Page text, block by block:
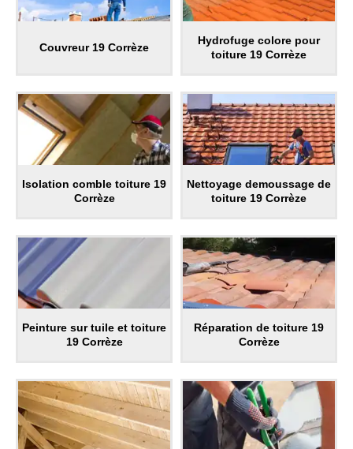
Couvreur 19 Corrèze
Hydrofuge colore pour
toiture 19 Corrèze
Isolation comble toiture 19
Corrèze
Nettoyage demoussage de
toiture 19 Corrèze
Peinture sur tuile et toiture
19 Corrèze
Réparation de toiture 19
Corrèze